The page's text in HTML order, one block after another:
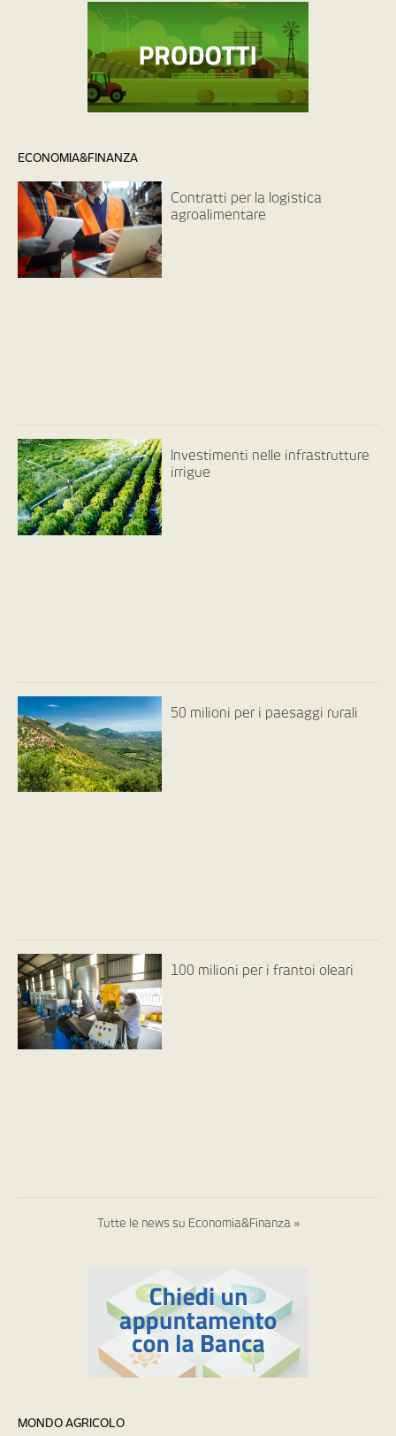
ECONOMIA&FINANZA
Contratti per la logistica
agroalimentare
Investimenti nelle infrastrutture
irrigue
50 milioni per i paesaggi rurali
100 milioni per i frantoi oleari
Tutte le news su Economia&Finanza »
MONDO AGRICOLO